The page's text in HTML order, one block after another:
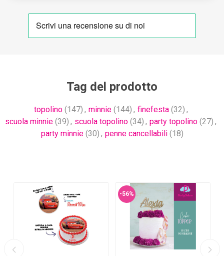
Tag del prodotto
topolino (147) , minnie (144) , finefesta (32) ,
scuola minnie (39) , scuola topolino (34) , party topolino (27) ,
party minnie (30) , penne cancellabili (18)
-56%